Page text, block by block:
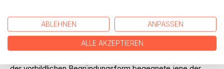
Anthroposophischen Gesellschaft, G.Spicker Verlag, 1981).
- Ursprünglich wurde der sozialästhetische Gegenstrom
von der geistig initiativen Leitung der Gesellschaft wie
deren Zentrum, der Feien Hochschule für
ABLEHNEN ANPASSEN
ALLE AKZEPTIEREN